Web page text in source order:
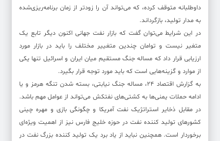
داوطلبانه متوقف کرده، که می‌تواند آن را زودتر از زمان برنامه‌ریزی‌شده
به مدار تولید، بازگرداند.
در این شرایط می‌توان گفت که بازار نفت جهانی اکنون دیگر تابع یک
متغیر نیست و توامان چندین متغییر مختلف را باید در بازار مورد
ارزیابی قرار داد که مساله جنگ مستقیم میان ایران و اسرائیل تنها یکی
از موارد و گزینه‌هایی است که باید مورد توجه قرار بگیرد.
به گزارش اقتصاد ۲۴، مساله جنگ نیابتی، بسته شدن تنگه هرمز و یا
ادامه حملات یمنی‌ها به کشتی‌های نفتکش می‌تواند از عوامل مهم باشد.
در مقابل ذخایر استراتژیک نفت آمریکا و چگونگی بازی و مهره چینی
کشور‌های تولید کننده نفت در حوزه خلیج فارس نیز از اهمیت ویژه‌ای
برخوردار است. همچنین نباید از یاد برد یک تولید کننده بزرگ نفت در